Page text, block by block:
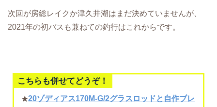
次回が房総レイクか津久井湖はまだ決めていませんが、
2021年の初バスも兼ねての釣行はこれからです。
こちらも併せてどうぞ！
★20ゾディアス170M-G/2グラスロッドと自作ブレ